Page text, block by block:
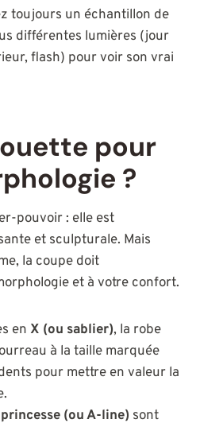
toujours un échantillon de
différentes lumières (jour
flash) pour voir son vrai
pour
?
pouvoir : elle est
et sculpturale. Mais
la coupe doit
et à votre confort.
en X (ou sablier), la robe
à la taille marquée
pour mettre en valeur la
princesse (ou A-line) sont